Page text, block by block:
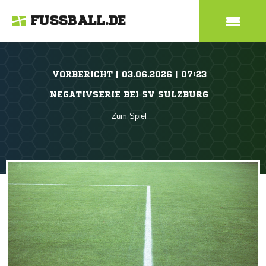
FUSSBALL.DE
VORBERICHT | 03.06.2026 | 07:23
NEGATIVSERIE BEI SV SULZBURG
Zum Spiel